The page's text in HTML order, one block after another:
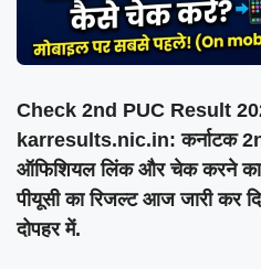
Check 2nd PUC Result
karresults.nic.in: कर्नाटक
ऑफिशियल लिंक और चेक करने का
पीयूसी का रिजल्ट आज जारी कर
दोपहर में.